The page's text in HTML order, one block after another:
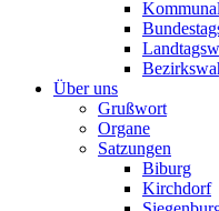
Über uns
Grußwort
Organe
Satzungen
Biburg
Kirchdorf